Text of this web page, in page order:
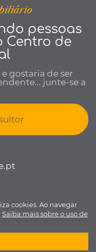
pessoas
Centro de
gostaria de ser
junte-se a
reservados •Política
Desenvolvido porBomsite
cookies. Ao navegar
Saiba mais sobre o uso de